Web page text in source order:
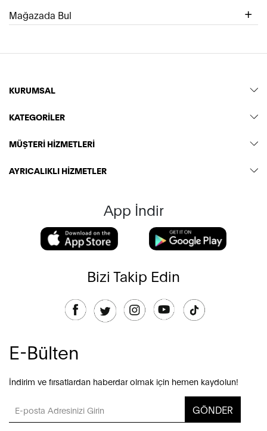
Mağazada Bul
KURUMSAL
KATEGORİLER
MÜŞTERİ HİZMETLERİ
AYRICALIKLI HİZMETLER
App İndir
Bizi Takip Edin
E-Bülten
İndirim ve fırsatlardan haberdar olmak için hemen kaydolun!
GÖNDER